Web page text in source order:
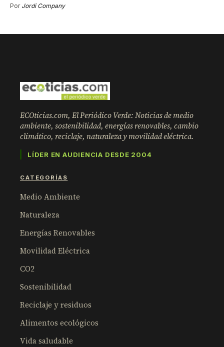
Por Jordi Company
ECOticias.com, El Periódico Verde: Noticias de medio
ambiente, sostenibilidad, energías renovables, cambio
climático, reciclaje, naturaleza y movilidad eléctrica.
LÍDER EN AUDIENCIA DESDE 2004
CATEGORÍAS
Medio Ambiente
Naturaleza
Energías Renovables
Movilidad Eléctrica
CO2
Sostenibilidad
Reciclaje y residuos
Alimentos ecológicos
Vida saludable